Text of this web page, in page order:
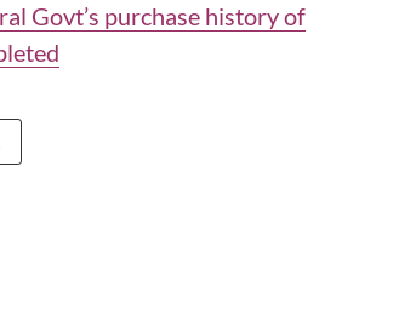
Govt’s purchase history of